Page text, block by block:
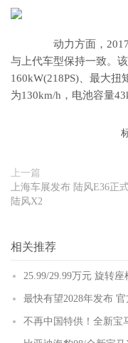
动力方面，2017
与上代车型保持一致。
160kW(218PS)、最大扭
为130km/h，电池容量
上一篇
上海车展发布 陆风E36正
陆风X2
相关推荐
25.99/29.99万元 旋转
最快有望2028年发布
不再中国特供！全新宝